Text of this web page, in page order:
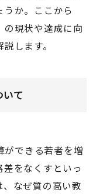
か。ここから
現状や達成に向
します。
て
ができる若者を増
をなくすといっ
なぜ質の高い教